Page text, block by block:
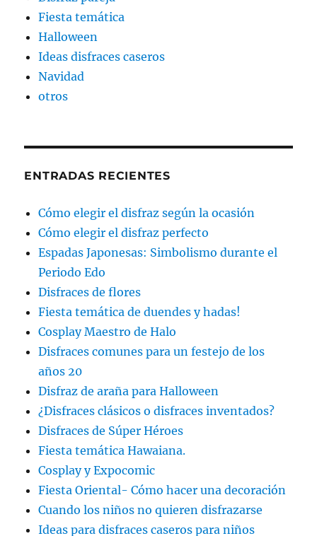
Fiesta temática
Halloween
Ideas disfraces caseros
Navidad
otros
ENTRADAS RECIENTES
Cómo elegir el disfraz según la ocasión
Cómo elegir el disfraz perfecto
Espadas Japonesas: Simbolismo durante el
Periodo Edo
Disfraces de flores
Fiesta temática de duendes y hadas!
Cosplay Maestro de Halo
Disfraces comunes para un festejo de los
años 20
Disfraz de araña para Halloween
¿Disfraces clásicos o disfraces inventados?
Disfraces de Súper Héroes
Fiesta temática Hawaiana.
Cosplay y Expocomic
Fiesta Oriental- Cómo hacer una decoración
Cuando los niños no quieren disfrazarse
Ideas para disfraces caseros para niños